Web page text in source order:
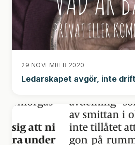
29 NOVEMBER 2020
Ledarskapet avgör, inte